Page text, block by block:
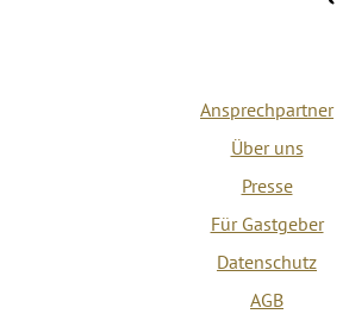
Ansprechpartner
Über uns
Presse
Für Gastgeber
Datenschutz
AGB